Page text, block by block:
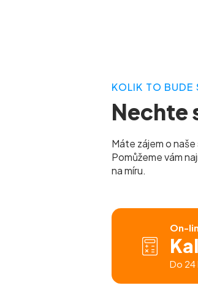
KOLIK TO BUDE
Nechte
Máte zájem o
Pomůžeme vám
na míru.
On-
Do 24